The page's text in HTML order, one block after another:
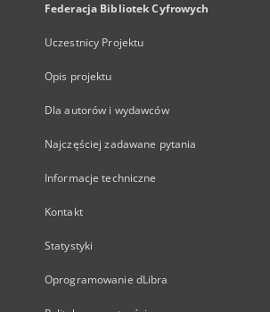
Federacja Bibliotek Cyfrowych
Uczestnicy Projektu
Opis projektu
Dla autorów i wydawców
Najczęściej zadawane pytania
Informacje techniczne
Kontakt
Statystyki
Oprogramowanie dLibra